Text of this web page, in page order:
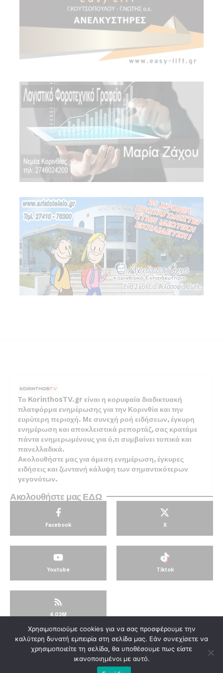
Το KorinthosTV.gr είναι η κορυφαία διαδικτυακή
πλατφόρμα ενημέρωσης για την Κορινθία και την
ευρύτερη περιοχή. Με συνεχή ροή ειδήσεων, έγκυρη
ενημέρωση και αποκλειστικά ρεπορτάζ, σας κρατάμε
πάντα ενημερωμένους για ό,τι συμβαίνει τοπικά και
πανελλαδικά.
Ακολουθήστε μας για άμεση ενημέρωση, έγκυρες
ειδήσεις και ζωντανή κάλυψη των σημαντικότερων
γεγονότων.
Ακολουθήστε μας ΕΔΩ
Facebook X
Youtube Tiktok
4.03M
© KorinthosTV @2025
Χρησιμοποιούμε cookies για να σας προσφέρουμε την
καλύτερη δυνατή εμπειρία στη σελίδα μας. Εάν συνεχίσετε να
χρησιμοποιείτε τη σελίδα, θα υποθέσουμε πως είστε
ικανοποιημένοι με αυτό.